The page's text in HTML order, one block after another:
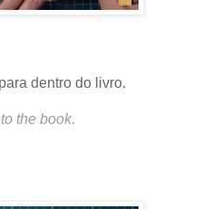
dentro do livro.
the book.